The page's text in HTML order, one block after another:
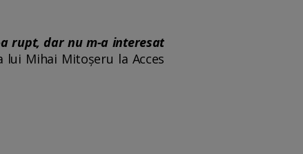
rupt, dar nu m-a interesat
lui Mihai Mitoșeru la Acces